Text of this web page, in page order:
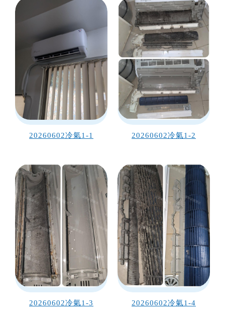
20260602冷氣1-1 20260602冷氣1-2
20260602冷氣1-3 20260602冷氣1-4